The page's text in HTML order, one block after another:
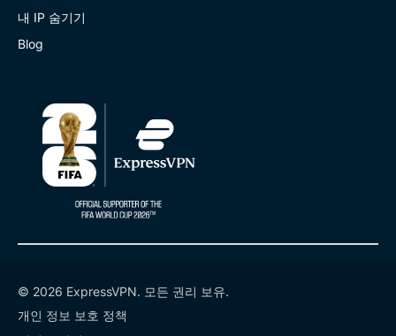
내 IP 숨기기
Blog
© 2026 ExpressVPN. 모든 권리 보유.
개인 정보 보호 정책